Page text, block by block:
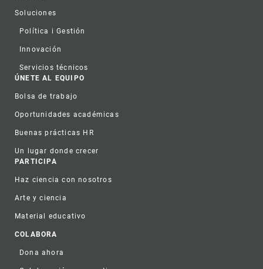
Soluciones
Política i Gestión
Innovación
Servicios técnicos
ÚNETE AL EQUIPO
Bolsa de trabajo
Oportunidades académicas
Buenas prácticas HR
Un lugar donde crecer
PARTICIPA
Haz ciencia con nosotros
Arte y ciencia
Material educativo
COLABORA
Dona ahora